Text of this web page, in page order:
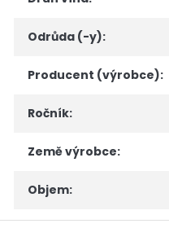
Odrůda (-y):
Producent (výrobce):
Ročník:
Země výrobce:
Objem: